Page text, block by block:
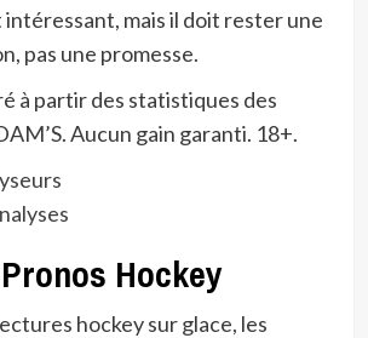
intéressant, mais il doit rester une
pas une promesse.
à partir des statistiques des
Aucun gain garanti. 18+.
Hockey
hockey sur glace, les